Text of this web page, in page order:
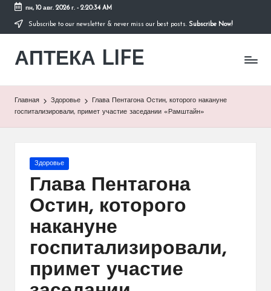
Перейти
содержимому
пн, 10 авг. 2026 г.- 2:20:34 AM
Subscribe to our newsletter & never miss our best posts. Subscribe Now!
АПТЕКА LIFE
сайт
Главная Здоровье
Глава Пентагона Остин, которого накануне
госпитализировали, примет участие заседании «Рамштайн»
Опубликовано
Здоровье
Глава Пентагона
Остин, которого
накануне
госпитализировали,
примет участие